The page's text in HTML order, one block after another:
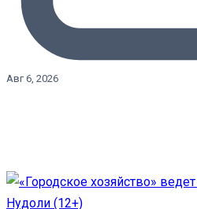
Авг 6, 2026